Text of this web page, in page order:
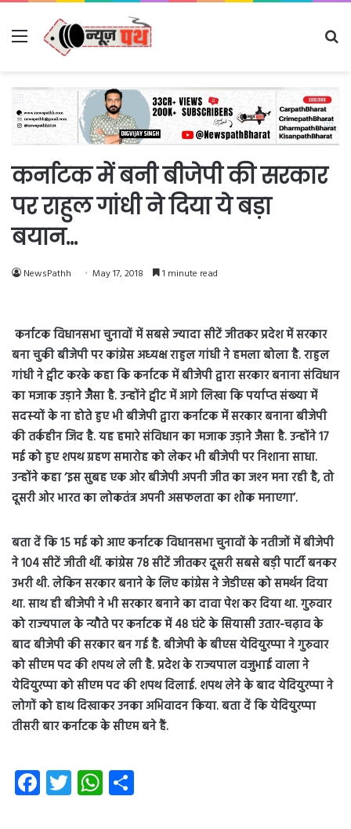
Menu
कर्नाटक में बनी बीजेपी की सरकार
पर राहुल गांधी ने दिया ये बड़ा
बयान…
NewsPathh May 17, 2018 1 minute read
कर्नाटक विधानसभा चुनावों में सबसे ज्‍यादा सीटें जीतकर प्रदेश में सरकार
बना चुकी बीजेपी पर कांग्रेस अध्‍यक्ष राहुल गांधी ने हमला बोला है. राहुल
गांधी ने ट्वीट करके कहा कि कर्नाटक में बीजेपी द्वारा सरकार बनाना संविधान
का मजाक उड़ाने जैैैसा है. उन्‍होंने ट्वीट में आगे लिखा कि पर्याप्‍त संख्‍या में
सदस्‍यों के ना होते हुए भी बीजेपी द्वारा कर्नाटक में सरकार बनाना बीजेपी
की तर्कहीन जिद है. यह हमारे संविधान का मजाक उड़ाने जैसा है. उन्‍होंने 17
मई को हुए शपथ ग्रहण समारोह को लेकर भी बीजेपी पर निशाना साधा.
उन्‍होंने कहा ‘इस सुबह एक ओर बीजेपी अपनी जीत का जश्‍न मना रही है, तो
दूसरी ओर भारत का लोकतंत्र अपनी असफलता का शोक मनाएगा’.
बता दें कि 15 मई को आए कर्नाटक विधानसभा चुनावों के नतीजों में बीजेपी
ने 104 सीटें जीती थीं. कांग्रेस 78 सीटें जीतकर दूसरी सबसे बड़ी पार्टी बनकर
उभरी थी. लेकिन सरकार बनाने के लिए कांग्रेस ने जेडीएस को समर्थन दिया
था. साथ ही बीजेपी ने भी सरकार बनाने का दावा पेश कर दिया था. गुरुवार
को राज्‍यपाल के न्‍यौते पर कर्नाटक में 48 घंटे के सियासी उतार-चढ़ाव के
बाद बीजेपी की सरकार बन गई है. बीजेपी के बीएस येदियुरप्पा ने गुरुवार
को सीएम पद की शपथ ले ली है. प्रदेश के राज्यपाल वजुभाई वाला ने
येदियुरप्पा को सीएम पद की शपथ दिलाई. शपथ लेने के बाद येदियुरप्पा ने
लोगों को हाथ दिखाकर उनका अभिवादन किया. बता दें कि येदियुरप्पा
तीसरी बार कर्नाटक के सीएम बने हैं.
Fa
ce
T
wi
W
ha